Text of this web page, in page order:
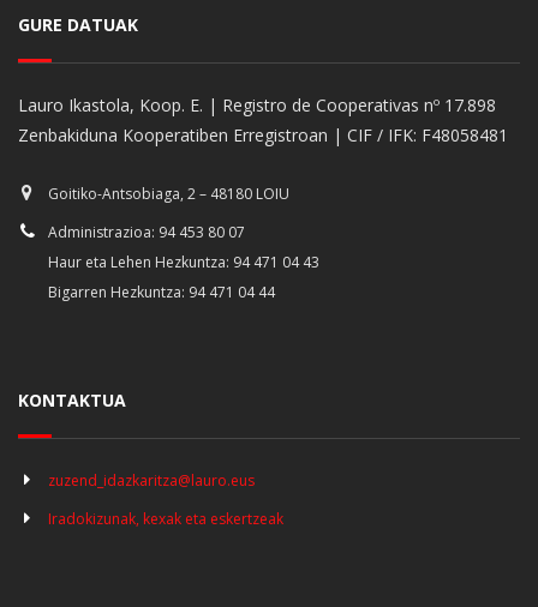
GURE DATUAK
Lauro Ikastola, Koop. E. | Registro de Cooperativas nº 17.898
Zenbakiduna Kooperatiben Erregistroan | CIF / IFK: F48058481
Goitiko-Antsobiaga, 2 – 48180 LOIU
Administrazioa: 94 453 80 07
Haur eta Lehen Hezkuntza: 94 471 04 43
Bigarren Hezkuntza: 94 471 04 44
KONTAKTUA
zuzend_idazkaritza@lauro.eus
Iradokizunak, kexak eta eskertzeak